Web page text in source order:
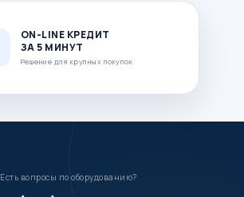
ON-LINE КРЕДИТ
ЗА 5 МИНУТ
Решение для крупных покупок
Есть вопросы по оборудованию?